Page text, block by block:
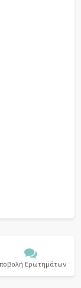
Ερωτημάτων